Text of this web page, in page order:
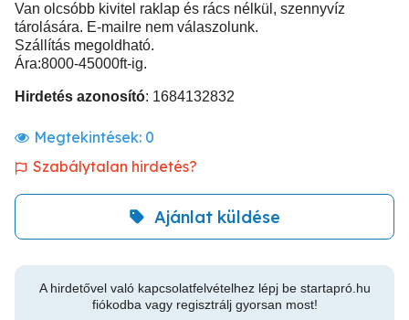
Van olcsóbb kivitel raklap és rács nélkül, szennyvíz
tárolására. E-mailre nem válaszolunk.
Szállítás megoldható.
Ára:8000-45000ft-ig.
Hirdetés azonosító: 1684132832
Megtekintések: 0
Szabálytalan hirdetés?
Ajánlat küldése
A hirdetővel való kapcsolatfelvételhez lépj be startapró.hu
fiókodba vagy regisztrálj gyorsan most!